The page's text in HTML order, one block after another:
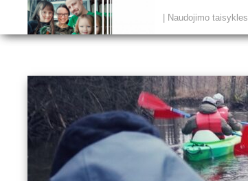
| Naudojimo taisykles